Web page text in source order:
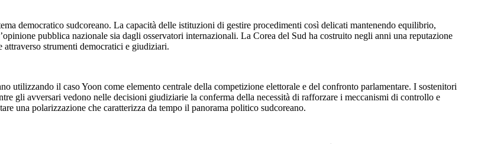
democratico sudcoreano. La capacità delle istituzioni di gestire procedimenti così delicati mantenendo equilibrio,
pubblica nazionale sia dagli osservatori internazionali. La Corea del Sud ha costruito negli anni una reputazione
strumenti democratici e giudiziari.
utilizzando il caso Yoon come elemento centrale della competizione elettorale e del confronto parlamentare. I sostenitori
gli avversari vedono nelle decisioni giudiziarie la conferma della necessità di rafforzare i meccanismi di controllo e
una polarizzazione che caratterizza da tempo il panorama politico sudcoreano.